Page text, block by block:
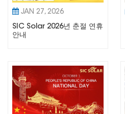
JAN 27, 2026
SIC Solar 2026년 춘절 연휴
안내